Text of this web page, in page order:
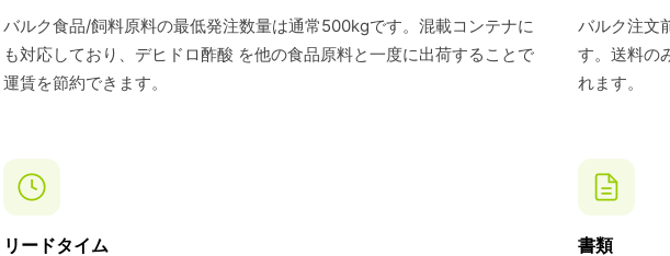
バルク食品/飼料原料の最低発注数量は通常500kgです。混載コンテナに
も対応しており、デヒドロ酢酸 を他の食品原料と一度に出荷することで
運賃を節約できます。
バルク注文
す。送料の
れます。
リードタイム 書類